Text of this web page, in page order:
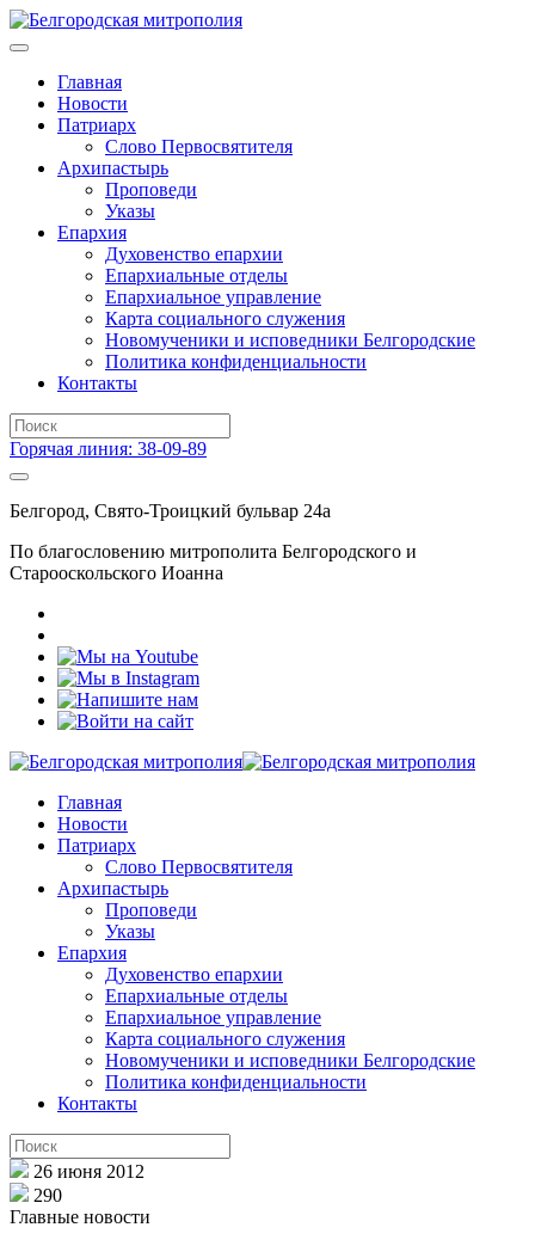
Главная
Новости
Патриарх
Слово Первосвятителя
Архипастырь
Проповеди
Указы
Епархия
Духовенство епархии
Епархиальные отделы
Епархиальное управление
Карта социального служения
Новомученики и исповедники Белгородские
Политика конфиденциальности
Контакты
Горячая линия: 38-09-89
Белгород, Свято-Троицкий бульвар 24а
По благословению митрополита Белгородского и
Старооскольского Иоанна
Главная
Новости
Патриарх
Слово Первосвятителя
Архипастырь
Проповеди
Указы
Епархия
Духовенство епархии
Епархиальные отделы
Епархиальное управление
Карта социального служения
Новомученики и исповедники Белгородские
Политика конфиденциальности
Контакты
26 июня 2012
290
Главные новости